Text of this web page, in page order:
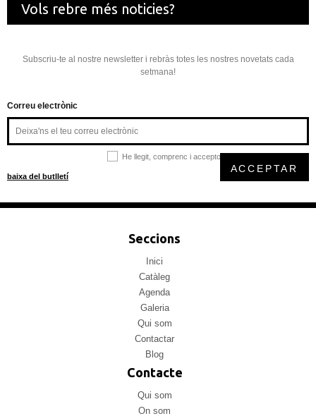
Vols rebre més noticies?
Subscriu-te al nostre newsletter i rebràs totes les nostres novetats cada
setmana!
Correu electrònic
He llegit, comprenc i accepto la
baixa del butlletí
ACCEPTAR
Seccions
Inici
Catàleg
Agenda
Galeria
Qui som
Contactar
Blog
Contacte
Qui som
On som